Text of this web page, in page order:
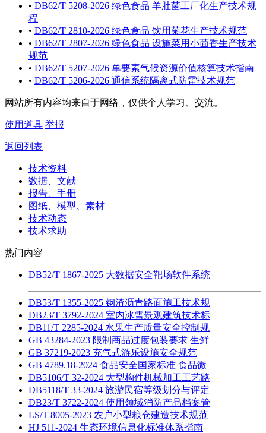
• DB62/T 5208-2026 绿色食品 羊肚菌工厂化生产技术规
程
• DB62/T 2810-2026 绿色食品 饮用菊花生产技术规范
• DB62/T 2807-2026 绿色食品 设施菜用小茴香生产技术
规范
• DB62/T 5207-2026 单要素气候资源价值核算技术指南
• DB62/T 5206-2026 通信系统隔离式防雷技术规范
网站所有内容均来自于网络，仅供个人学习、交流。
使用道具 举报
返回列表
技术资料
数据、文献
报告、手册
图纸、模型、素材
技术动态
技术求助
热门内容
DB52/T 1867-2025 大数据安全靶场软件系统
DB53/T 1355-2025 钢渣沥青路面施工技术规
DB23/T 3792-2024 室内冰雪景观建筑技术标
DB11/T 2285-2024 水果生产质量安全控制规
GB 43284-2023 限制商品过度包装要求 生鲜
GB 37219-2023 充气式游乐设施安全规范
GB 4789.18-2024 食品安全国家标准 食品微
DB5106/T 32-2024 大型构件机械加工工艺路
DB5118/T 33-2024 旅游民宿等级划分与评定
DB23/T 3722-2024 使用领域消防产品档案管
LS/T 8005-2023 农户小型粮仓建造技术规范
HJ 511-2024 生态环境信息化标准体系指南